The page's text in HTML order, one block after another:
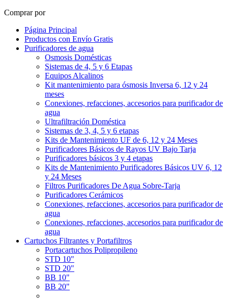
Comprar por
Página Principal
Productos con Envío Gratis
Purificadores de agua
Osmosis Domésticas
Sistemas de 4, 5 y 6 Etapas
Equipos Alcalinos
Kit mantenimiento para ósmosis Inversa 6, 12 y 24
meses
Conexiones, refacciones, accesorios para purificador de
agua
Ultrafiltración Doméstica
Sistemas de 3, 4, 5 y 6 etapas
Kits de Mantenimiento UF de 6, 12 y 24 Meses
Purificadores Básicos de Rayos UV Bajo Tarja
Purificadores básicos 3 y 4 etapas
Kits de Mantenimiento Purificadores Básicos UV 6, 12
y 24 Meses
Filtros Purificadores De Agua Sobre-Tarja
Purificadores Cerámicos
Conexiones, refacciones, accesorios para purificador de
agua
Conexiones, refacciones, accesorios para purificador de
agua
Cartuchos Filtrantes y Portafiltros
Portacartuchos Polipropileno
STD 10"
STD 20"
BB 10"
BB 20"